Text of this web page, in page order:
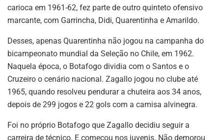
carioca em 1961-62, fez parte de outro quinteto ofensivo
marcante, com Garrincha, Didi, Quarentinha e Amarildo.
Desses, apenas Quarentinha não jogou na campanha do
bicampeonato mundial da Seleção no Chile, em 1962.
Naquela época, o Botafogo dividia com o Santos e o
Cruzeiro o cenário nacional. Zagallo jogou no clube até
1965, quando resolveu pendurar a chuteira aos 34 anos,
depois de 299 jogos e 22 gols com a camisa alvinegra.
Foi no próprio Botafogo que Zagallo decidiu seguir a
carreira de técnico. E começou nos juvenis. Não demorou